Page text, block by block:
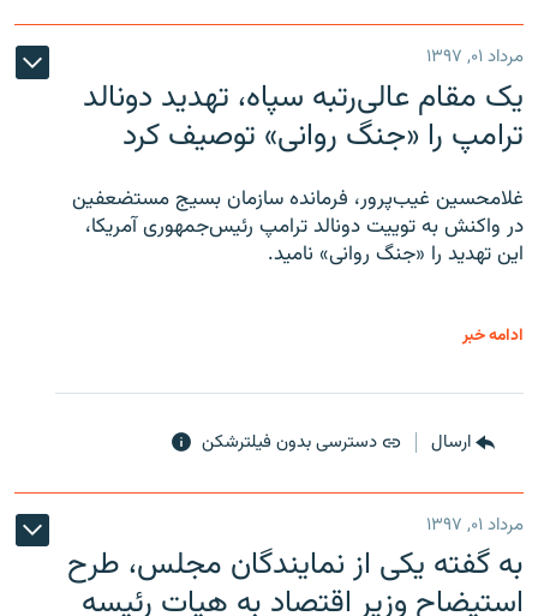
مرداد ۰۱, ۱۳۹۷
یک مقام عالی‌رتبه سپاه، تهدید دونالد
ترامپ را «جنگ روانی» توصیف کرد
غلامحسین غیب‌پرور، فرمانده سازمان بسیج مستضعفین
در واکنش به توییت دونالد ترامپ رئیس‌جمهوری آمریکا،
این تهدید را «جنگ روانی» نامید.
ادامه خبر
ارسال دسترسی بدون فیلترشکن
مرداد ۰۱, ۱۳۹۷
به گفته یکی از نمایندگان مجلس، طرح
استیضاح وزیر اقتصاد به هیات رئیسه